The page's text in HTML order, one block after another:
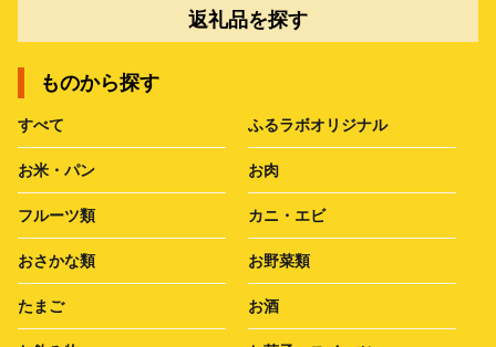
返礼品を探す
ものから探す
すべて ふるラボオリジナル
お米・パン お肉
フルーツ類 カニ・エビ
おさかな類 お野菜類
たまご お酒